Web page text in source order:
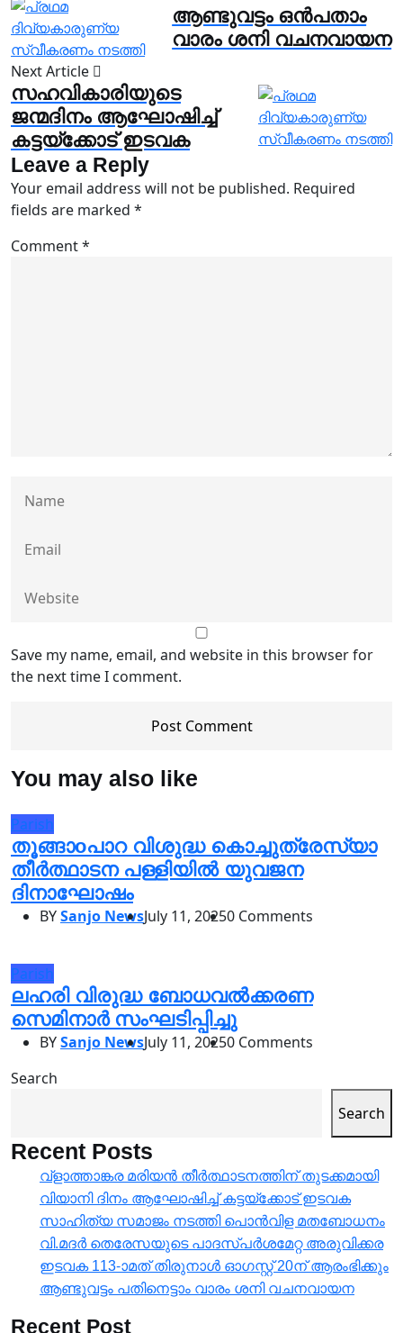
ആണ്ടുവട്ടം ഒൻപതാം
വാരം ശനി വചനവായന
Next Article
സഹവികാരിയുടെ
ജന്മദിനം ആഘോഷിച്ച്
കട്ടയ്ക്കോട് ഇടവക
Leave a Reply
Your email address will not be published. Required
fields are marked *
Comment*
Save my name, email, and website in this browser for
the next time I comment.
You may also like
Parish
തൂങ്ങാoപാറ വിശുദ്ധ കൊച്ചുത്രേസ്യാ
തീർത്ഥാടന പള്ളിയിൽ യുവജന
ദിനാഘോഷം
BYSanjo NewsJuly 11, 20250 Comments
Parish
ലഹരി വിരുദ്ധ ബോധവൽക്കരണ
സെമിനാർ സംഘടിപ്പിച്ചു
BYSanjo NewsJuly 11, 20250 Comments
Search
Search
Recent Posts
വ്ളാത്താങ്കര മരിയൻ തീർത്ഥാടനത്തിന് തുടക്കമായി
വിയാനി ദിനം ആഘോഷിച്ച് കട്ടയ്ക്കോട് ഇടവക
സാഹിത്യ സമാജം നടത്തി പൊൻവിള മതബോധനം
വി.മദർ തെരേസയുടെ പാദസ്പർശമേറ്റ അരുവിക്കര
ഇടവക 113-ാമത് തിരുനാൾ ഓഗസ്റ്റ് 20ന് ആരംഭിക്കും
ആണ്ടുവട്ടം പതിനെട്ടാം വാരം ശനി വചനവായന
Recent Post